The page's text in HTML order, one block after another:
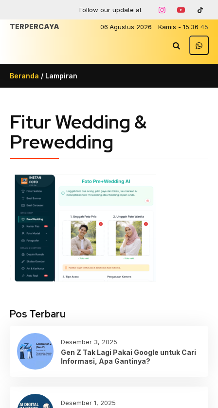
Follow our update at
06 Agustus 2026 Kamis - 15:36 45
TERPERCAYA
Beranda / Lampiran
Fitur Wedding &
Prewedding
Pos Terbaru
Desember 3, 2025
Gen Z Tak Lagi Pakai Google untuk Cari
Informasi, Apa Gantinya?
Desember 1, 2025